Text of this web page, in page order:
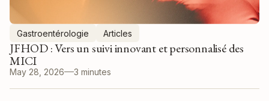
Gastroentérologie Articles
JFHOD : Vers un suivi innovant et personnalisé des
MICI
May 28, 2026 3 minutes